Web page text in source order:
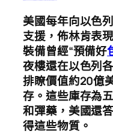
美國每年向以色
支援，佈林肯表
裝備曾經“預備好
夜樓還在以色列
排瞭價值約20億
存。這些庫存為
和彈藥，美國還
得這些物質。